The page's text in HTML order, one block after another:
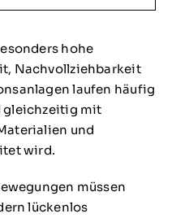
hohe
Nachvollziehbarkeit
laufen häufig
gleichzeitig mit
und
wird.
müssen
lückenlos